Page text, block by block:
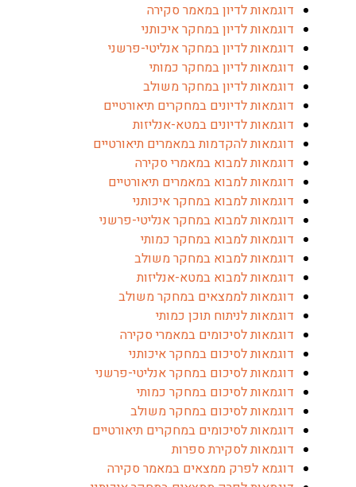
לדיון במאמר סקירה
לדיון במחקר איכותני
לדיון במחקר אנליטי-פרשני
לדיון במחקר כמותי
לדיון במחקר משולב
לדיונים במחקרים תיאורטיים
לדיונים במטא-אנליזות
להקדמות במאמרים תיאורטיים
למבוא במאמרי סקירה
למבוא במאמרים תיאורטיים
למבוא במחקר איכותני
למבוא במחקר אנליטי-פרשני
למבוא במחקר כמותי
למבוא במחקר משולב
למבוא במטא-אנליזות
לממצאים במחקר משולב
לניתוח תוכן כמותי
לסיכומים במאמרי סקירה
לסיכום במחקר איכותני
לסיכום במחקר אנליטי-פרשני
לסיכום במחקר כמותי
לסיכום במחקר משולב
לסיכומים במחקרים תיאורטיים
לסקירת ספרות
לפרק ממצאים במאמר סקירה